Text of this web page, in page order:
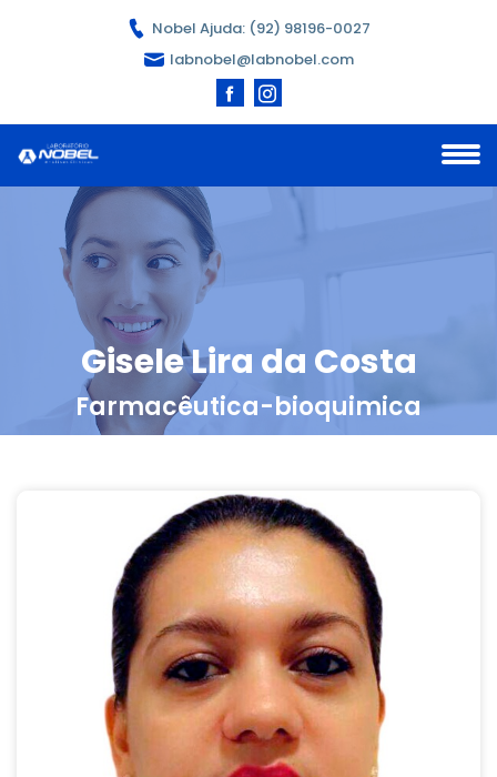
Nobel Ajuda: (92) 98196-0027
labnobel@labnobel.com
Gisele Lira da Costa
Farmacêutica-bioquimica